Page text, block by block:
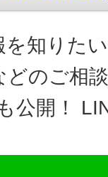
知りた
のご相
公開！